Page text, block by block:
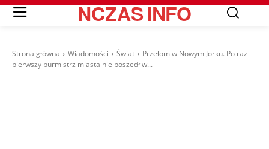
NCZASINFO
Strona główna Wiadomości Świat
Przełom w Nowym Jorku. Po raz
pierwszy burmistrz miasta nie poszedł w...